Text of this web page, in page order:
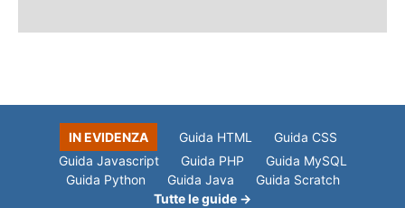
IN EVIDENZA Guida HTML
Guida CSS
Guida Javascript
Guida PHP
Guida MySQL
Guida Python
Guida Java
Guida Scratch
Tutte le guide →